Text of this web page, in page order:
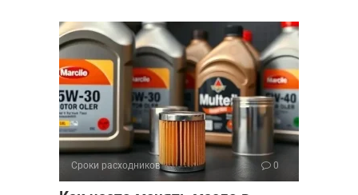
Сроки расходников 0